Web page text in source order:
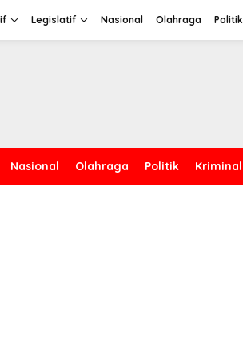
Legislatif Nasional Olahraga Politik
Nasional Olahraga Politik Kriminal